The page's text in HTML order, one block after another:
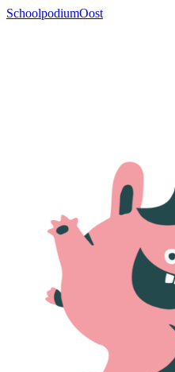
SchoolpodiumOost